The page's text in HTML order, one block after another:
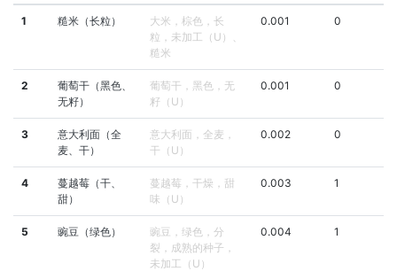
1 糙米（长粒）
大米，棕色，长
粒，未加工（U）、
糙米
0.001 0
2
葡萄干（黑色、
无籽）
葡萄干，黑色，无
籽（U）
0.001 0
3
意大利面（全
麦、干）
意大利面，全麦，
干（U）
0.002 0
4
蔓越莓（干、
甜）
蔓越莓，干燥，甜
味（U）
0.003 1
5 豌豆（绿色）
豌豆，绿色，分
裂，成熟的种子，
未加工（U）
0.004 1